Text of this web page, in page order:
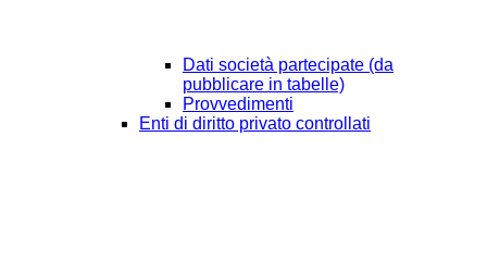
Dati società partecipate (da
pubblicare in tabelle)
Provvedimenti
Enti di diritto privato controllati